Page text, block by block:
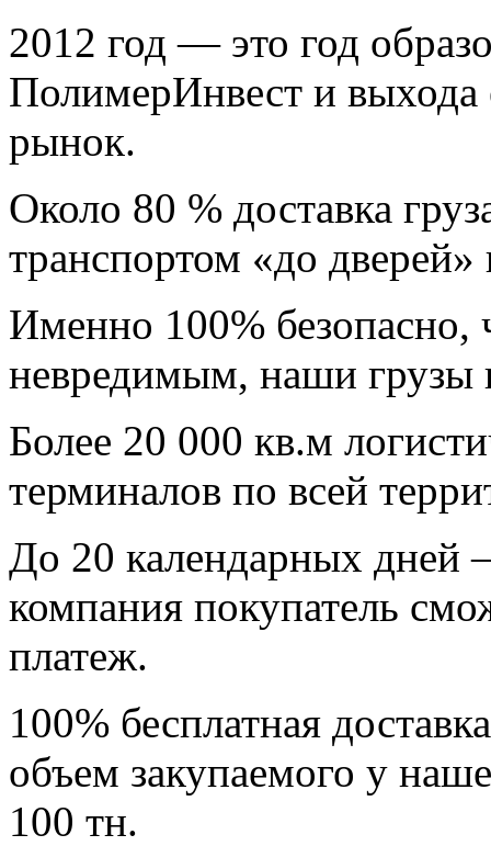
2012 год —это год
ПолимерИнвест и
рынок.
Около 80 % доставка
транспортом «до дверей»
Именно 100% безопасно,
невредимым, наши грузы
Более 20 000 кв.м
терминалов по всей
До 20 календарных дней
компания покупатель
платеж.
100% бесплатная доставка
объем закупаемого у
100 тн.